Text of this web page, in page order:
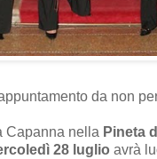
da non
Capanna nella Pineta
28 luglio avrà